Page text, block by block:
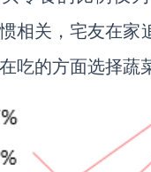
相关，宅友在
吃的方面选择蔬